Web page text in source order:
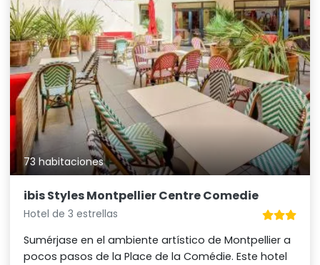
73 habitaciones
ibis Styles Montpellier Centre Comedie
Hotel de 3 estrellas
Sumérjase en el ambiente artístico de Montpellier a
pocos pasos de la Place de la Comédie. Este hotel